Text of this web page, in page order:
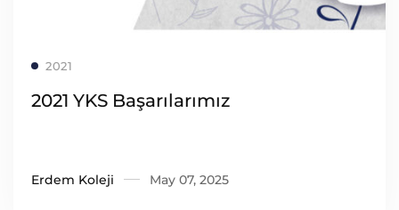
2021
2021 YKS Başarılarımız
Erdem Koleji May 07, 2025